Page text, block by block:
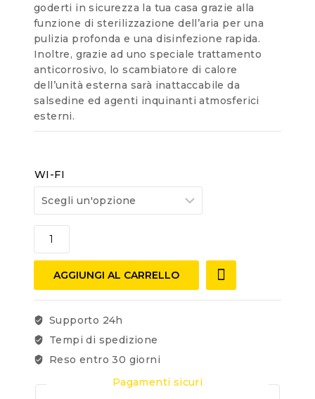
goderti in sicurezza la tua casa grazie alla
funzione di sterilizzazione dell’aria per una
pulizia profonda e una disinfezione rapida.
Inoltre, grazie ad uno speciale trattamento
anticorrosivo, lo scambiatore di calore
dell’unità esterna sarà inattaccabile da
salsedine ed agenti inquinanti atmosferici
esterni.
WI-FI
AGGIUNGI AL CARRELLO
Supporto 24h
Tempi di spedizione
Reso entro 30 giorni
Pagamenti sicuri